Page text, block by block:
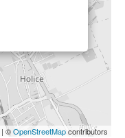
| ©OpenStreetMapcontributors